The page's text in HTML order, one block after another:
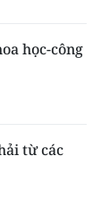
học-công
từ các